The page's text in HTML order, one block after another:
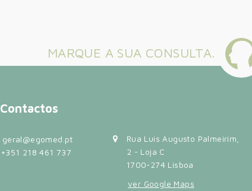
MARQUE A SUA CONSULTA.
Contactos
geral@egomed.pt
+351 218 461 737
Rua Luis Augusto Palmeirim,
2 - Loja C
1700-274 Lisboa
ver Google Maps